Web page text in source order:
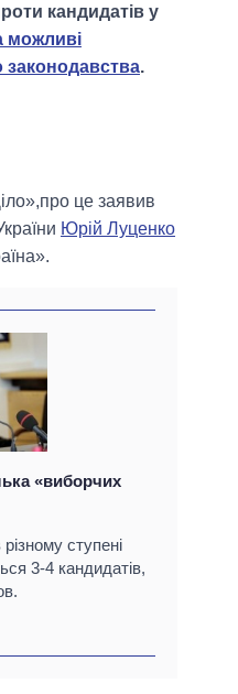
кандидатів у
можливі
.
це заявив
Юрій Луценко
«виборчих
ступені
3-4 кандидатів,